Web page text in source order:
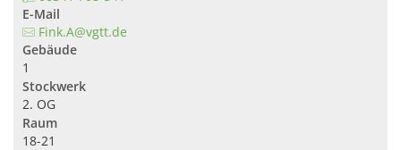
E-Mail
Fink.A@vgtt.de
Gebäude
1
Stockwerk
2. OG
Raum
18-21